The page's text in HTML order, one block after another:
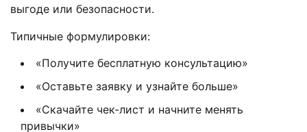
выгоде или безопасности.
Типичные формулировки:
«Получите бесплатную консультацию»
«Оставьте заявку и узнайте больше»
«Скачайте чек-лист и начните менять
привычки»